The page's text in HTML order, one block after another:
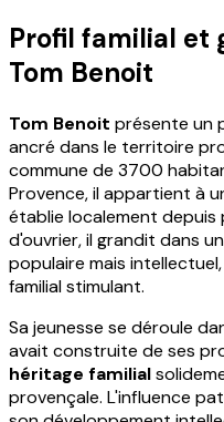
Profil familial et
Tom Benoit
Tom Benoit présente un
ancré dans le territoire
commune de 3700
Provence, il appartient à
établie localement
d'ouvrier, il grandit dans
populaire mais
familial stimulant.
Sa jeunesse se déroule
avait construite de ses
héritage familial
provençale. L'influence